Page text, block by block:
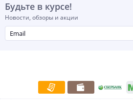
Будьте в курсе!
Новости, обзоры и акции